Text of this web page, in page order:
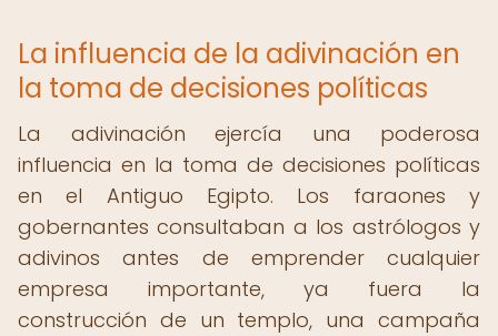
La influencia de la adivinación en
la toma de decisiones políticas
La adivinación ejercía una poderosa
influencia en la toma de decisiones políticas
en el Antiguo Egipto. Los faraones y
gobernantes consultaban a los astrólogos y
adivinos antes de emprender cualquier
empresa importante, ya fuera la
construcción de un templo, una campaña